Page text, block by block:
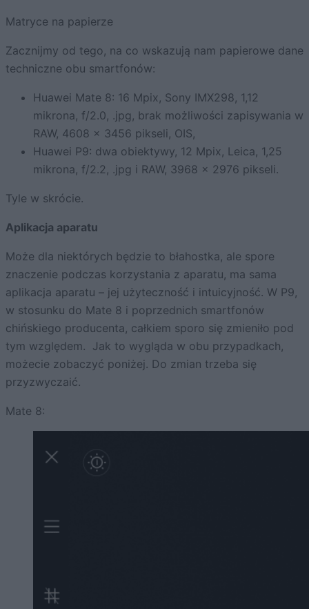
Matryce na papierze
Zacznijmy od tego, na co wskazują nam papierowe dane
techniczne obu smartfonów:
Huawei Mate 8: 16 Mpix, Sony IMX298, 1,12
mikrona, f/2.0, .jpg, brak możliwości zapisywania w
RAW, 4608 x 3456 pikseli, OIS,
Huawei P9: dwa obiektywy, 12 Mpix, Leica, 1,25
mikrona, f/2.2, .jpg i RAW, 3968 x 2976 pikseli.
Tyle w skrócie.
Aplikacja aparatu
Może dla niektórych będzie to błahostka, ale spore
znaczenie podczas korzystania z aparatu, ma sama
aplikacja aparatu – jej użyteczność i intuicyjność. W P9,
w stosunku do Mate 8 i poprzednich smartfonów
chińskiego producenta, całkiem sporo się zmieniło pod
tym względem. Jak to wygląda w obu przypadkach,
możecie zobaczyć poniżej. Do zmian trzeba się
przyzwyczaić.
Mate 8: